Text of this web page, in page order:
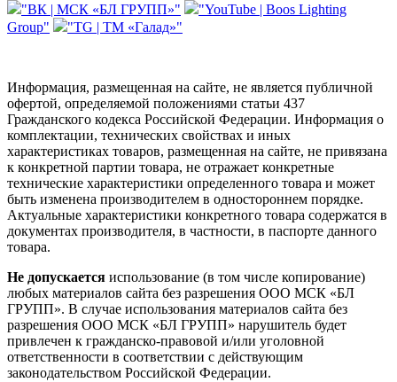
"ВК | МСК «БЛ ГРУПП»"
"YouTube | Boos Lighting
Group"
"TG | ТМ «Галад»"
Информация, размещенная на сайте, не является публичной
офертой, определяемой положениями статьи 437
Гражданского кодекса Российской Федерации. Информация о
комплектации, технических свойствах и иных
характеристиках товаров, размещенная на сайте, не привязана
к конкретной партии товара, не отражает конкретные
технические характеристики определенного товара и может
быть изменена производителем в одностороннем порядке.
Актуальные характеристики конкретного товара содержатся в
документах производителя, в частности, в паспорте данного
товара.
Не допускается использование (в том числе копирование)
любых материалов сайта без разрешения ООО МСК «БЛ
ГРУПП». В случае использования материалов сайта без
разрешения ООО МСК «БЛ ГРУПП» нарушитель будет
привлечен к гражданско-правовой и/или уголовной
ответственности в соответствии с действующим
законодательством Российской Федерации.